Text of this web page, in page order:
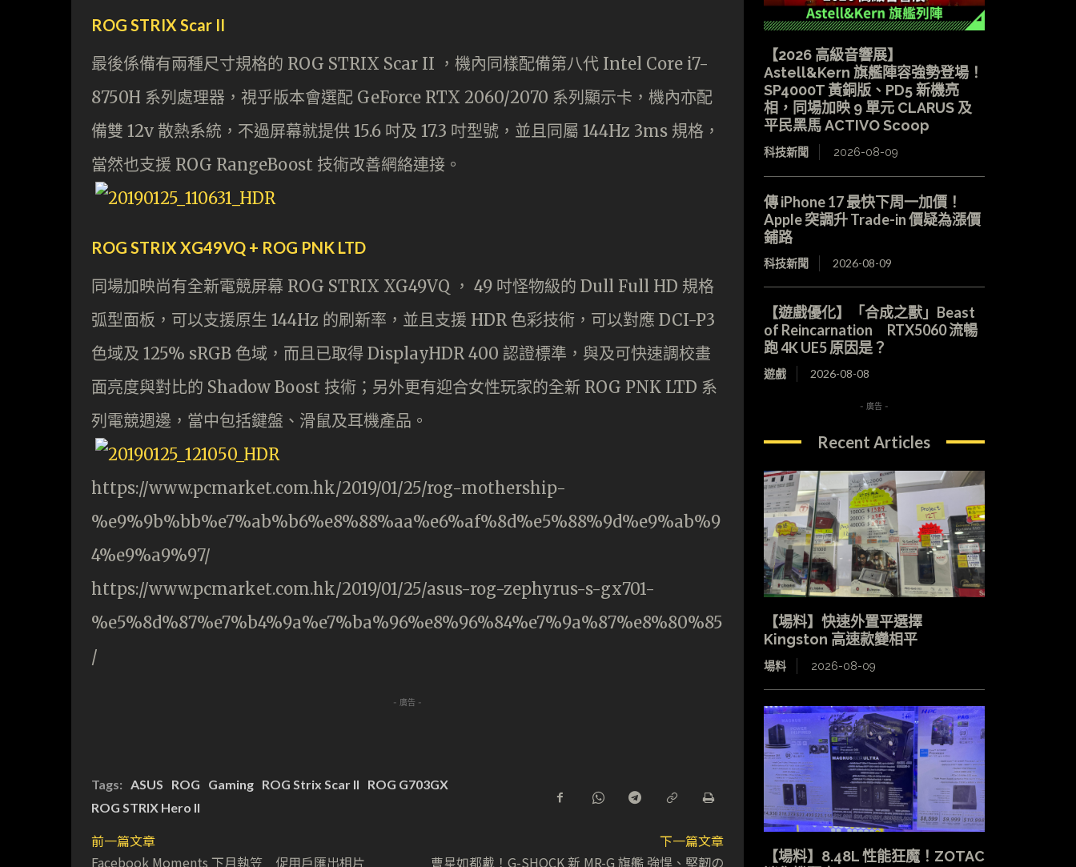
ROG STRIX Scar II
最後係備有兩種尺寸規格的 ROG STRIX Scar II ，機內同樣配備第八代 Intel Core i7-
8750H 系列處理器，視乎版本會選配 GeForce RTX 2060/2070 系列顯示卡，機內亦配
備雙 12v 散熱系統，不過屏幕就提供 15.6 吋及 17.3 吋型號，並且同屬 144Hz 3ms 規格，
當然也支援 ROG RangeBoost 技術改善網絡連接。
ROG STRIX XG49VQ + ROG PNK LTD
同場加映尚有全新電競屏幕 ROG STRIX XG49VQ ， 49 吋怪物級的 Dull Full HD 規格
弧型面板，可以支援原生 144Hz 的刷新率，並且支援 HDR 色彩技術，可以對應 DCI-P3
色域及 125% sRGB 色域，而且已取得 DisplayHDR 400 認證標準，與及可快速調校畫
面亮度與對比的 Shadow Boost 技術；另外更有迎合女性玩家的全新 ROG PNK LTD 系
列電競週邊，當中包括鍵盤、滑鼠及耳機產品。
https://www.pcmarket.com.hk/2019/01/25/rog-mothership-
%e9%9b%bb%e7%ab%b6%e8%88%aa%e6%af%8d%e5%88%9d%e9%ab%9
4%e9%a9%97/
https://www.pcmarket.com.hk/2019/01/25/asus-rog-zephyrus-s-gx701-
%e5%8d%87%e7%b4%9a%e7%ba%96%e8%96%84%e7%9a%87%e8%80%85
/
- 廣告 -
Tags: ASUS ROG Gaming ROG Strix Scar II
ROG G703GX
ROG STRIX Hero II
前一篇文章
Facebook Moments 下月執笠 促用戶匯出相片
下一篇文章
曹星如都戴！G-SHOCK 新 MR-G 旗艦 強悍、堅韌の
【2026 高級音響展】
Astell&Kern 旗艦陣容強勢登場！
SP4000T 黃銅版、PD5 新機亮
相，同場加映 9 單元 CLARUS 及
平民黑馬 ACTIVO Scoop
科技新聞 2026-08-09
傳 iPhone 17 最快下周一加價！
Apple 突調升 Trade-in 價疑為漲價
鋪路
科技新聞 2026-08-09
【遊戲優化】「合成之獸」Beast
of Reincarnation RTX5060 流暢
跑 4K UE5 原因是？
遊戲 2026-08-08
- 廣告 -
Recent Articles
【場料】快速外置平選擇
Kingston 高速款變相平
場料 2026-08-09
【場料】8.48L 性能狂魔！ZOTAC